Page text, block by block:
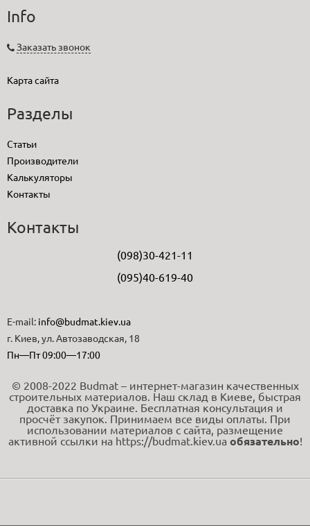
Info
Заказать звонок
Карта сайта
Разделы
Статьи
Производители
Калькуляторы
Контакты
Контакты
(098)30-421-11
(095)40-619-40
E-mail: info@budmat.kiev.ua
г. Киев, ул. Автозаводская, 18
Пн—Пт 09:00—17:00
© 2008-2022 Budmat – интернет-магазин качественных
строительных материалов. Наш склад в Киеве, быстрая
доставка по Украине. Бесплатная консультация и
просчёт закупок. Принимаем все виды оплаты. При
использовании материалов с сайта, размещение
активной ссылки на https://budmat.kiev.ua обязательно!